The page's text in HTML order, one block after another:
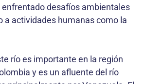
desafíos ambientales
a actividades humanas como la
río es importante en la región
y es un afluente del río